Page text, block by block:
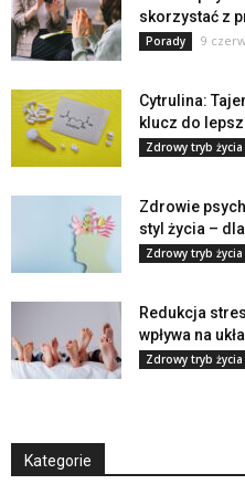
skorzystać z
Porady 9
Cytrulina:
klucz do
Zdrowy tryb życia
Zdrowie
styl życia –
Zdrowy tryb życia
Redukcja
wpływa na
Zdrowy tryb życia
Kategorie